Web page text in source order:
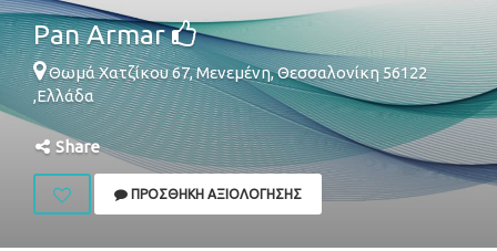
Pan Armar
Θωμά Χατζίκου 67,Μενεμένη,Θεσσαλονίκη56122
,Ελλάδα
Share
ΠΡΟΣΘΉΚΗ ΑΞΙΟΛΌΓΗΣΗΣ